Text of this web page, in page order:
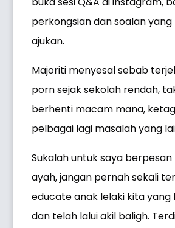
perkongsian dan soalan
ajukan.
Majoriti menyesal sebab
porn sejak sekolah rendah,
berhenti macam mana,
pelbagai lagi masalah yang
Sukalah untuk saya
ayah, jangan pernah sekali
educate anak lelaki kita yang
dan telah lalui akil baligh.